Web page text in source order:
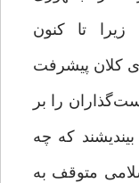
زیرا تا کنون
کلان پیشرفت
را بر
که چه
متوقف به